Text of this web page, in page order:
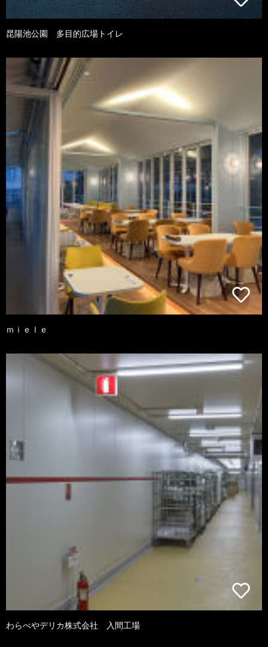
昆陽池公園 多目的広場トイレ
ｍｉｅｌｅ
わらべやデリカ株式会社 入間工場